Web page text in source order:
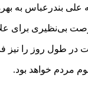
بی‌نظیری برای
در طول روز را نیز
مردم خواهد بود.